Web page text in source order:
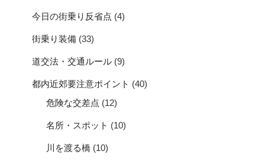
今日の街乗り反省点 (4)
街乗り装備 (33)
道交法・交通ルール (9)
都内近郊要注意ポイント (40)
危険な交差点 (12)
名所・スポット (10)
川を渡る橋 (10)